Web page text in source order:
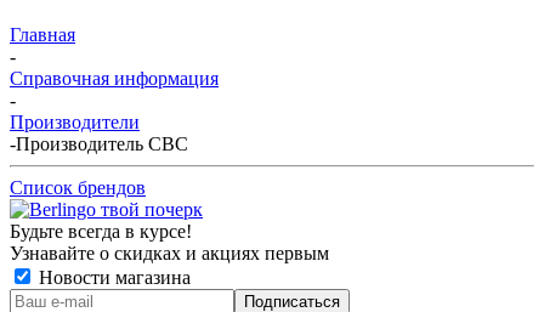
Главная
-
Справочная информация
-
Производители
-Производитель СВС
Список брендов
Будьте всегда в курсе!
Узнавайте о скидках и акциях первым
Новости магазина